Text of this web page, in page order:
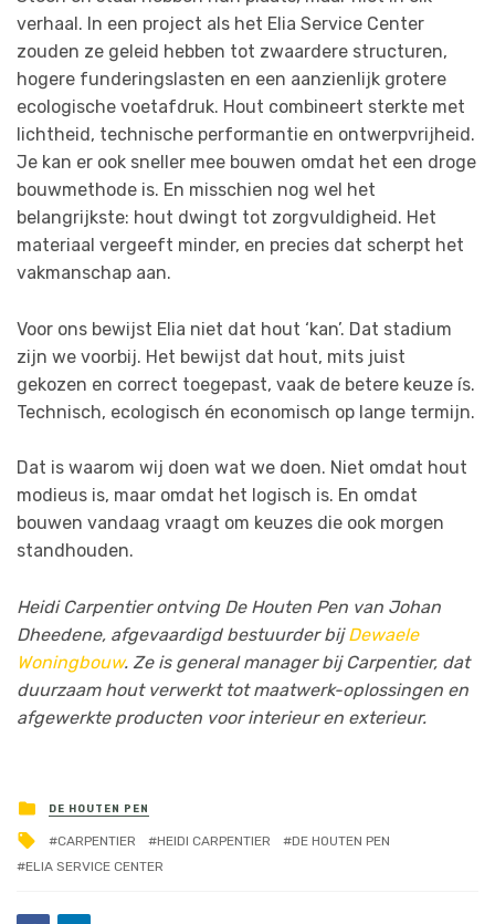
verhaal. In een project als het Elia Service Center
zouden ze geleid hebben tot zwaardere structuren,
hogere funderingslasten en een aanzienlijk grotere
ecologische voetafdruk. Hout combineert sterkte met
lichtheid, technische performantie en ontwerpvrijheid.
Je kan er ook sneller mee bouwen omdat het een droge
bouwmethode is. En misschien nog wel het
belangrijkste: hout dwingt tot zorgvuldigheid. Het
materiaal vergeeft minder, en precies dat scherpt het
vakmanschap aan.
Voor ons bewijst Elia niet dat hout ‘kan’. Dat stadium
zijn we voorbij. Het bewijst dat hout, mits juist
gekozen en correct toegepast, vaak de betere keuze ís.
Technisch, ecologisch én economisch op lange termijn.
Dat is waarom wij doen wat we doen. Niet omdat hout
modieus is, maar omdat het logisch is. En omdat
bouwen vandaag vraagt om keuzes die ook morgen
standhouden.
Heidi Carpentier ontving De Houten Pen van Johan
Dheedene, afgevaardigd bestuurder bijDewaele
Woningbouw. Ze is general manager bij Carpentier, dat
duurzaam hout verwerkt tot maatwerk-oplossingen en
afgewerkte producten voor interieur en exterieur.
DE HOUTEN PEN
CARPENTIER HEIDI CARPENTIER
DE HOUTEN PEN
ELIA SERVICE CENTER